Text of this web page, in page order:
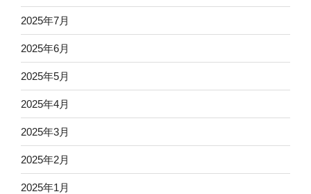
2025年7月
2025年6月
2025年5月
2025年4月
2025年3月
2025年2月
2025年1月